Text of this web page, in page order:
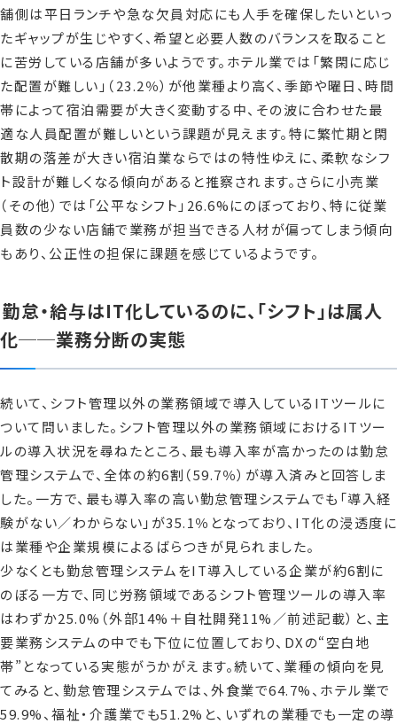
舗側は平日ランチや急な欠員対応にも人手を確保したいといっ
たギャップが生じやすく、希望と必要人数のバランスを取ること
に苦労している店舗が多いようです。ホテル業では「繁閑に応じ
た配置が難しい」（23.2％）が他業種より高く、季節や曜日、時間
帯によって宿泊需要が大きく変動する中、その波に合わせた最
適な人員配置が難しいという課題が見えます。特に繁忙期と閑
散期の落差が大きい宿泊業ならではの特性ゆえに、柔軟なシフ
ト設計が難しくなる傾向があると推察されます。さらに小売業
（その他）では「公平なシフト」26.6%にのぼっており、特に従業
員数の少ない店舗で業務が担当できる人材が偏ってしまう傾向
もあり、公正性の担保に課題を感じているようです。
勤怠・給与はIT化しているのに、「シフト」は属人
化──業務分断の実態
続いて、シフト管理以外の業務領域で導入しているITツールに
ついて問いました。シフト管理以外の業務領域におけるITツー
ルの導入状況を尋ねたところ、最も導入率が高かったのは勤怠
管理システムで、全体の約6割（59.7％）が導入済みと回答しま
した。一方で、最も導入率の高い勤怠管理システムでも「導入経
験がない／わからない」が35.1％となっており、IT化の浸透度に
は業種や企業規模によるばらつきが見られました。
少なくとも勤怠管理システムをIT導入している企業が約6割に
のぼる一方で、同じ労務領域であるシフト管理ツールの導入率
はわずか25.0%（外部14%＋自社開発11%／前述記載）と、主
要業務システムの中でも下位に位置しており、DXの“空白地
帯”となっている実態がうかがえます。続いて、業種の傾向を見
てみると、勤怠管理システムでは、外食業で64.7%、ホテル業で
59.9%、福祉・介護業でも51.2%と、いずれの業種でも一定の導